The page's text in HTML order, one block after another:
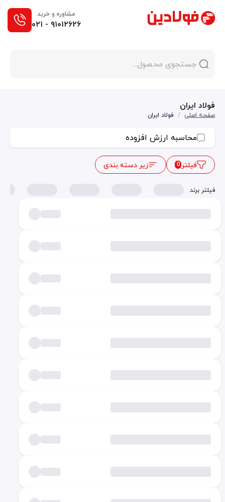
مشاوره و خرید
۰۲۱ - ۹۱۰۱۲۶۲۶
فولاد ایران
صفحه اصلی / فولاد ایران
محاسبه ارزش افزوده
فیلتر0 زیر دسته بندی
فیلتر برند